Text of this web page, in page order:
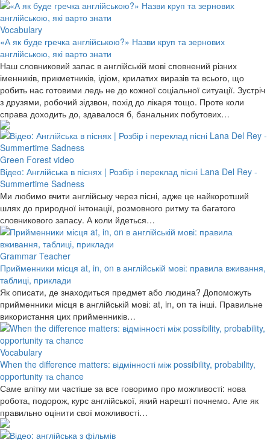
Vocabulary
«А як буде гречка англійською?» Назви круп та зернових
англійською, які варто знати
Наш словниковий запас в англійській мові сповнений різних
іменників, прикметників, ідіом, крилатих виразів та всього, що
робить нас готовими ледь не до кожної соціальної ситуації. Зустріч
з друзями, робочий зідзвон, похід до лікаря тощо. Проте коли
справа доходить до, здавалося б, банальних побутових…
Green Forest video
Відео: Англійська в піснях | Розбір і переклад пісні Lana Del Rey -
Summertime Sadness
Ми любимо вчити англійську через пісні, адже це найкоротший
шлях до природної інтонації, розмовного ритму та багатого
словникового запасу. А коли йдеться…
Grammar Teacher
Прийменники місця at, in, on в англійській мові: правила вживання,
таблиці, приклади
Як описати, де знаходиться предмет або людина? Допоможуть
прийменники місця в англійській мові: at, in, on та інші. Правильне
використання цих прийменників…
Vocabulary
When the difference matters: відмінності між possibility, probability,
opportunity та chance
Саме влітку ми частіше за все говоримо про можливості: нова
робота, подорож, курс англійської, який нарешті почнемо. Але як
правильно оцінити свої можливості…